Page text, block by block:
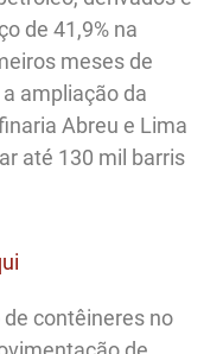
de 41,9% na
meses de
ampliação da
Abreu e Lima
até 130 mil barris
contêineres no